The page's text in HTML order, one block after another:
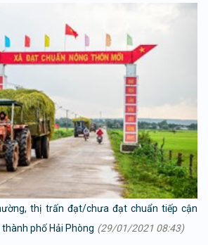
thị trấn đạt/chưa đạt chuẩn tiếp cận
phố Hải Phòng (29/01/2021 08:43)